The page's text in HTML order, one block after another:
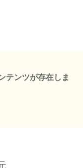
テンツが存在しま